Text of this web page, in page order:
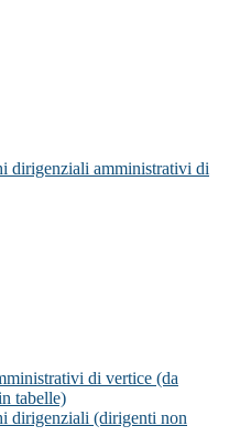
dirigenziali amministrativi di
di vertice (da
tabelle)
dirigenziali (dirigenti non